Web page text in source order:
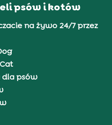
psów i kotów
na żywo 24/7 przez
dla psów